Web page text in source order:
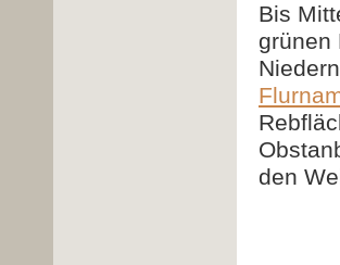
Bis
grünen
den